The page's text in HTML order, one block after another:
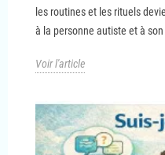
les routines et les rituels
à la personne autiste et à
Voir l'article